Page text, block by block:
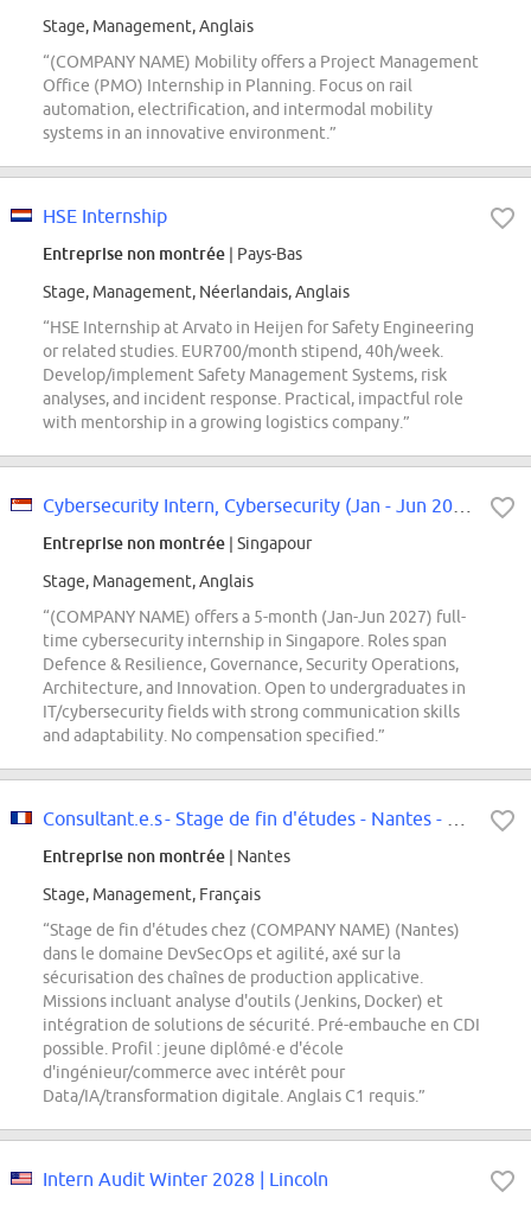
Stage, Management, Anglais
“(COMPANY NAME) Mobility offers a Project Management
Office (PMO) Internship in Planning. Focus on rail
automation, electrification, and intermodal mobility
systems in an innovative environment.”
HSE Internship
Entreprise non montrée | Pays-Bas
Stage, Management, Néerlandais, Anglais
“HSE Internship at Arvato in Heijen for Safety Engineering
or related studies. EUR700/month stipend, 40h/week.
Develop/implement Safety Management Systems, risk
analyses, and incident response. Practical, impactful role
with mentorship in a growing logistics company.”
Entreprise non montrée | Singapour
Stage, Management, Anglais
“(COMPANY NAME) offers a 5-month (Jan-Jun 2027) full-
time cybersecurity internship in Singapore. Roles span
Defence & Resilience, Governance, Security Operations,
Architecture, and Innovation. Open to undergraduates in
IT/cybersecurity fields with strong communication skills
and adaptability. No compensation specified.”
Entreprise non montrée | Nantes
Stage, Management, Français
“Stage de fin d'études chez (COMPANY NAME) (Nantes)
dans le domaine DevSecOps et agilité, axé sur la
sécurisation des chaînes de production applicative.
Missions incluant analyse d'outils (Jenkins, Docker) et
intégration de solutions de sécurité. Pré-embauche en CDI
possible. Profil : jeune diplômé·e d'école
d'ingénieur/commerce avec intérêt pour
Data/IA/transformation digitale. Anglais C1 requis.”
Intern Audit Winter 2028 | Lincoln